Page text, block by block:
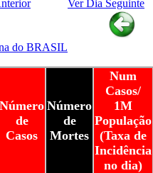
Ver Dia Seguinte
do BRASIL
Número
de
Casos
Número
de
Mortes
Num
Casos/
1M
População
(Taxa de
Incidência
no dia)